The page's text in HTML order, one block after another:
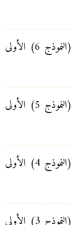
فرض علوم الحياة والأرض الدورة الأولى (النموذج 6) الأولى
فرض علوم الحياة والأرض الدورة الأولى (النموذج 5) الأولى
فرض علوم الحياة والأرض الدورة الأولى (النموذج 4) الأولى